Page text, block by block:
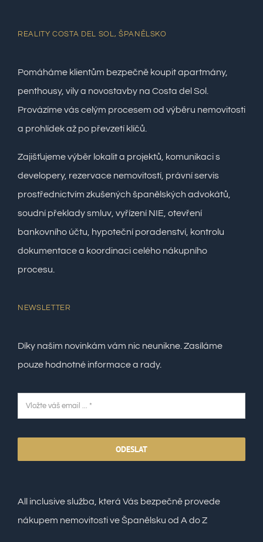
REALITY COSTA DEL SOL, ŠPANĚLSKO
Pomáháme klientům bezpečně koupit apartmány,
penthousy, vily a novostavby na Costa del Sol.
Provázíme vás celým procesem od výběru nemovitosti
a prohlídek až po převzetí klíčů.
Zajišťujeme výběr lokalit a projektů, komunikaci s
developery, rezervace nemovitostí, právní servis
prostřednictvím zkušených španělských advokátů,
soudní překlady smluv, vyřízení NIE, otevření
bankovního účtu, hypoteční poradenství, kontrolu
dokumentace a koordinaci celého nákupního
procesu.
NEWSLETTER
Díky našim novinkám vám nic neunikne. Zasíláme
pouze hodnotné informace a rady.
ODESLAT
All inclusive služba, která Vás bezpečně provede
nákupem nemovitosti ve Španělsku od A do Z